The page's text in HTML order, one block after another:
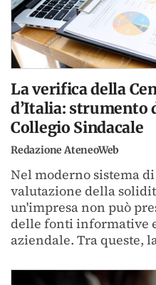
La verifica della
d’Italia: strumento
Collegio Sindacale
Redazione AteneoWeb
Nel moderno sistema
valutazione della
un'impresa non può
delle fonti informative
aziendale. Tra queste,